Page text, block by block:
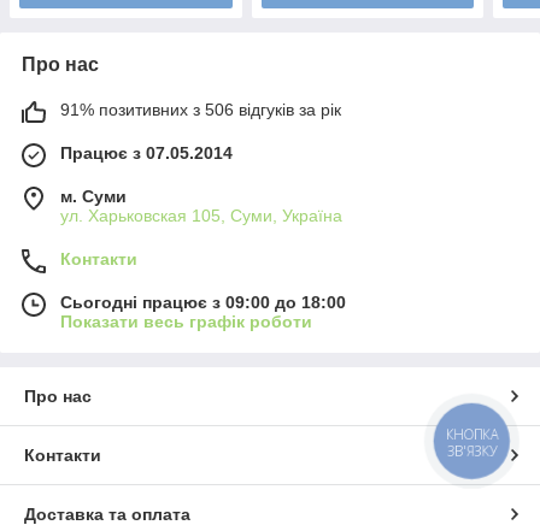
Про нас
91% позитивних з 506 відгуків за рік
Працює з 07.05.2014
м. Суми
ул. Харьковская 105, Суми, Україна
Контакти
Сьогодні працює з 09:00 до 18:00
Показати весь графік роботи
Про нас
Контакти
Доставка та оплата
КНОПКА
ЗВ'ЯЗКУ